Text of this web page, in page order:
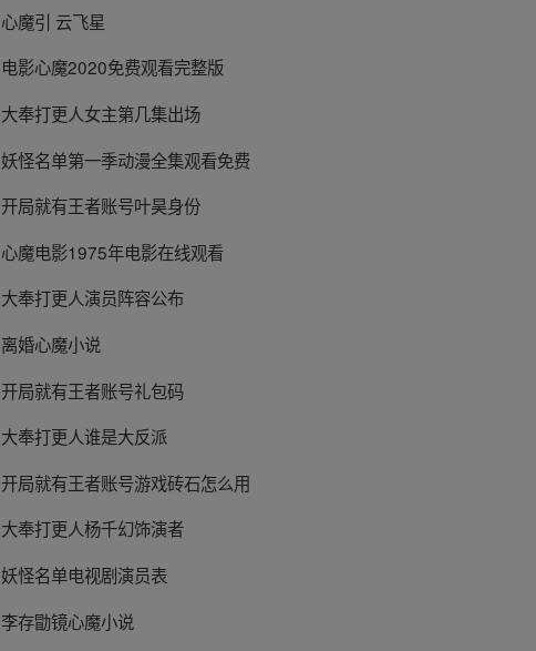
心魔引 云飞星
电影心魔2020免费观看完整版
大奉打更人女主第几集出场
妖怪名单第一季动漫全集观看免费
开局就有王者账号叶昊身份
心魔电影1975年电影在线观看
大奉打更人演员阵容公布
离婚心魔小说
开局就有王者账号礼包码
大奉打更人谁是大反派
开局就有王者账号游戏砖石怎么用
大奉打更人杨千幻饰演者
妖怪名单电视剧演员表
李存勖镜心魔小说